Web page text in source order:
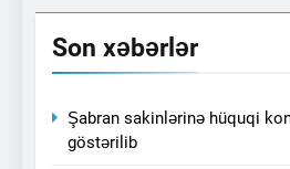
Son xəbərlər
Şabran sakinlərinə hüquqi
göstərilib